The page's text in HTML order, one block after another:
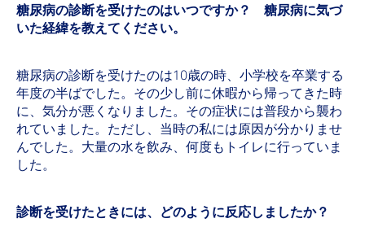
糖尿病の診断を受けたのはいつですか？ 糖尿病に気づ
いた経緯を教えてください。
糖尿病の診断を受けたのは10歳の時、小学校を卒業する
年度の半ばでした。その少し前に休暇から帰ってきた時
に、気分が悪くなりました。その症状には普段から襲わ
れていました。ただし、当時の私には原因が分かりませ
んでした。大量の水を飲み、何度もトイレに行っていま
した。
診断を受けたときには、どのように反応しましたか？